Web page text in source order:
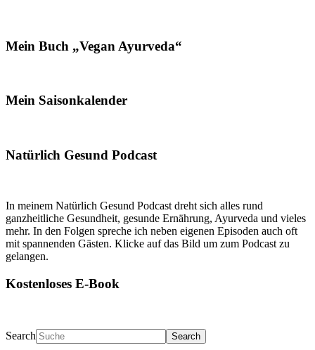
Mein Buch „Vegan Ayurveda“
Mein Saisonkalender
Natürlich Gesund Podcast
In meinem Natürlich Gesund Podcast dreht sich alles rund
ganzheitliche Gesundheit, gesunde Ernährung, Ayurveda und vieles
mehr. In den Folgen spreche ich neben eigenen Episoden auch oft
mit spannenden Gästen. Klicke auf das Bild um zum Podcast zu
gelangen.
Kostenloses E-Book
Search